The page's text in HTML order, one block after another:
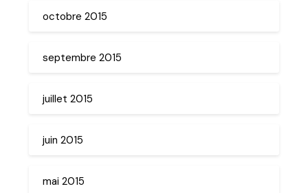
octobre 2015
septembre 2015
juillet 2015
juin 2015
mai 2015